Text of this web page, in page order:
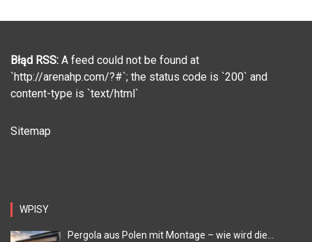
Błąd RSS: A feed could not be found at
`http://arenahp.com/?#`; the status code is `200` and
content-type is `text/html`
Sitemap
WPISY
Pergola aus Polen mit Montage – wie wird die...